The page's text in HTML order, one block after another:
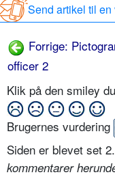
Send artikel til en
Forrige:
officer 2
Klik på den smiley
Brugernes vurdering
Siden er blevet set
kommentarer